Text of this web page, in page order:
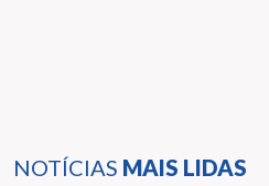
NOTÍCIAS MAIS LIDAS